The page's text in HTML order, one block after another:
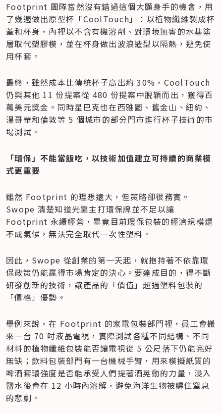
​Footprint 團隊當然沒有錯過這個大顯身手的機會，用
了幾週做出原型杯「CoolTouch」：以植物纖維製成杯
蓋和杯身，內裡以不含有機溶劑、對環境無害的水基塗
層取代塑膠模，並在杯身做出波浪造型以隔熱，避免使
用杯套。
最終，雖然成本比傳統杯子高出約 30%，CoolTouch
仍與其他 11 份提案從 480 份提案中脫穎而出，獲得百
萬美元獎金。同時星巴克也在西雅圖、舊金山、紐約、
溫哥華和倫敦等 5 個城市的部分門市進行杯子技術的市
場測試。
「環保」不能當飯吃，以技術加值建立可持續的商業模
式更重要
雖然 Footprint 的理想遠大，但策略卻很務實。
Swope 清楚知道光靠主打環保牌並不足以讓
Footprint 永續經營，畢竟目前環保包裝的經濟規模還
不成氣候，無法完全取代一次性塑料。
因此，Swope 從創業的第一天起，就抱持著不依靠環
保政策仍能贏得市場肯定的決心。要達成目的，得不斷
研發創新的技術，讓產品的「價值」超過塑料包裝的
「價格」優勢。
舉例來說，在 Footprint 的家電包裝部門裡，員工會搬
來一台 70 吋液晶電視，實際測試各種不同結構、不同
材料的植物纖維包裝能否讓電視從 5 公尺落下仍能完好
無缺；飲料包裝部門有一台機械手臂，用來模擬紙質的
啤酒套環強度是否能承受人們提著酒晃動的力量，浸入
鹽水後會在 12 小時內溶解，避免海洋生物被纏住窒息
的悲劇。